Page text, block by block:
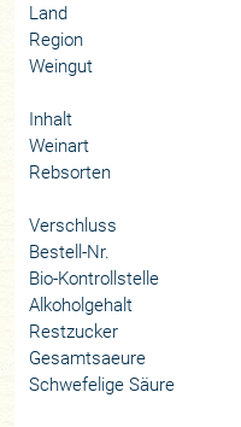
Land
Region
Weingut
Inhalt
Weinart
Rebsorten
Verschluss
Bestell-Nr.
Bio-Kontrollstelle
Alkoholgehalt
Restzucker
Gesamtsaeure
Schwefelige Säure